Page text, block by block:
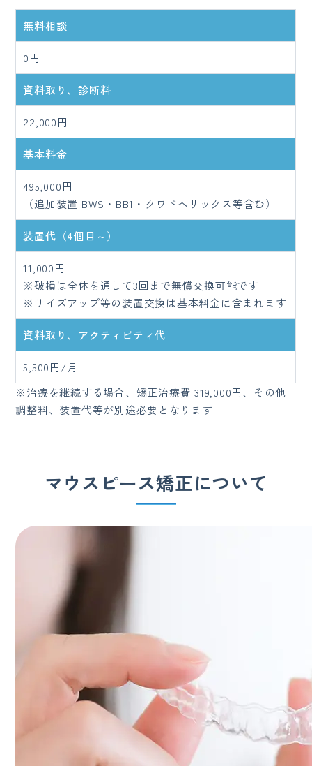
無料相談
0円
資料取り、診断料
22,000円
基本料金
495,000円
（追加装置 BWS・BB1・クワドヘリックス等含む）
装置代（4個目～）
11,000円
※破損は全体を通して3回まで無償交換可能です
※サイズアップ等の装置交換は基本料金に含まれます
資料取り、アクティビティ代
5,500円/月
※治療を継続する場合、矯正治療費 319,000円、その他
調整料、装置代等が別途必要となります
マウスピース矯正について